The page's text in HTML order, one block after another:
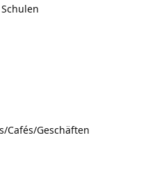
Cafés/Geschäften